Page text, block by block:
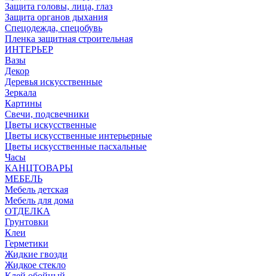
Защита головы, лица, глаз
Защита органов дыхания
Спецодежда, спецобувь
Пленка защитная строительная
ИНТЕРЬЕР
Вазы
Декор
Деревья искусственные
Зеркала
Картины
Свечи, подсвечники
Цветы искусственные
Цветы искусственные интерьерные
Цветы искусственные пасхальные
Часы
КАНЦТОВАРЫ
МЕБЕЛЬ
Мебель детская
Мебель для дома
ОТДЕЛКА
Грунтовки
Клеи
Герметики
Жидкие гвозди
Жидкое стекло